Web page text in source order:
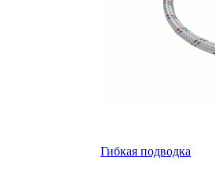
Гибкая подводка